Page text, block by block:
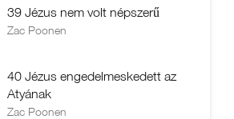
39 Jézus nem volt népszerű
Zac Poonen
40 Jézus engedelmeskedett az
Atyának
Zac Poonen